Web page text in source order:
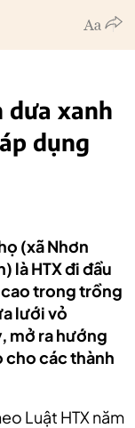
dưa xanh
dụng
(xã Nhơn
là HTX đi đầu
trong trồng
lưới vỏ
mở ra hướng
cho các thành
Luật HTX năm